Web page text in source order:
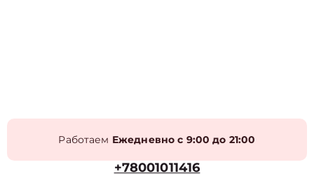
Работаем Ежедневно с 9:00 до 21:00
+78001011416